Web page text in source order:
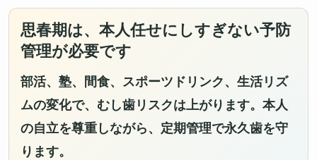
思春期は、本人任せにしすぎない予防
管理が必要です
部活、塾、間食、スポーツドリンク、生活リズ
ムの変化で、むし歯リスクは上がります。本人
の自立を尊重しながら、定期管理で永久歯を守
ります。